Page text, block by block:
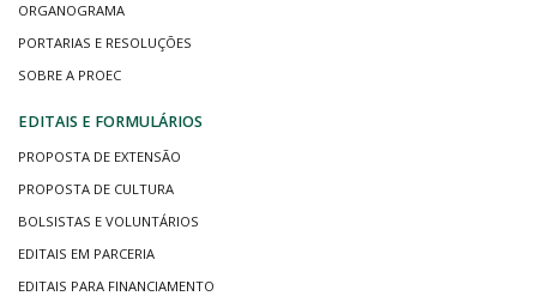
ORGANOGRAMA
PORTARIAS E RESOLUÇÕES
SOBRE A PROEC
EDITAIS E FORMULÁRIOS
PROPOSTA DE EXTENSÃO
PROPOSTA DE CULTURA
BOLSISTAS E VOLUNTÁRIOS
EDITAIS EM PARCERIA
EDITAIS PARA FINANCIAMENTO